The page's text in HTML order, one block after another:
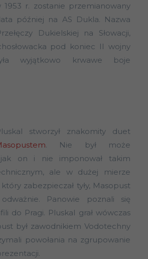
r. zostanie przemianowany
później na AS Dukla. Nazwa
Dukielskiej na Słowacji,
pod koniec II wojny
wyjątkowo krwawe boje
stworzył znakomity duet
. Nie był może
jak on i nie imponował takim
ale w dużej mierze
zabezpieczał tyły, Masopust
Panowie poznali się
do Pragi. Pluskal grał wówczas
był zawodnikiem Vodotechny
powołania na zgrupowanie